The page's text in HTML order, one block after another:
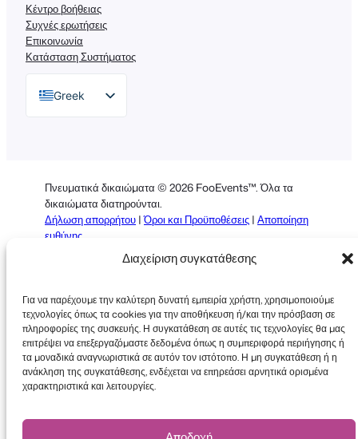
Διαχείριση συγκατάθεσης
Για να παρέχουμε την καλύτερη δυνατή εμπειρία χρήστη, χρησιμοποιούμε
τεχνολογίες όπως τα cookies για την αποθήκευση ή/και την πρόσβαση σε
πληροφορίες της συσκευής. Η συγκατάθεση σε αυτές τις τεχνολογίες θα μας
επιτρέψει να επεξεργαζόμαστε δεδομένα όπως η συμπεριφορά περιήγησης ή
τα μοναδικά αναγνωριστικά σε αυτόν τον ιστότοπο. Η μη συγκατάθεση ή η
ανάκληση της συγκατάθεσης, ενδέχεται να επηρεάσει αρνητικά ορισμένα
χαρακτηριστικά και λειτουργίες.
Κέντρο βοήθειας
Συχνές ερωτήσεις
Επικοινωνία
Κατάσταση Συστήματος
Greek
Spanish
Italian
Polish
Πνευματικά δικαιώματα © 2026 FooEvents™. Όλα τα
δικαιώματα διατηρούνται.
Δήλωση απορρήτου |Όροι και Προϋποθέσεις | Αποποίηση
ευθύνης
X